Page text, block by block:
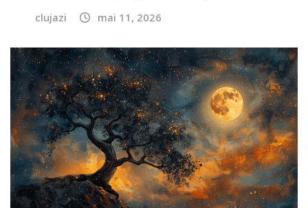
clujazi mai 11, 2026